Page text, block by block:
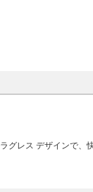
グレス デザインで、